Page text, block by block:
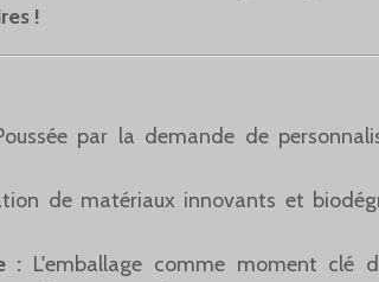
!
par la demande de
de matériaux innovants et
: L'emballage comme moment clé